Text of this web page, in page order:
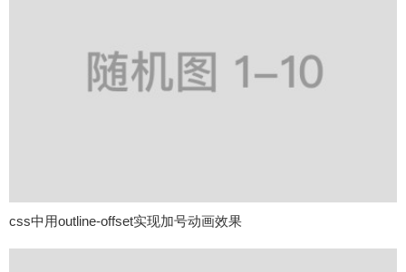
css中用outline-offset实现加号动画效果